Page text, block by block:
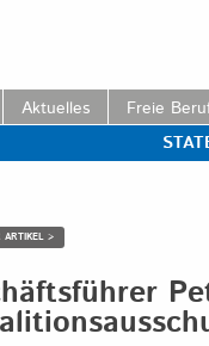
Aktuelles Freie
ARTIKEL >